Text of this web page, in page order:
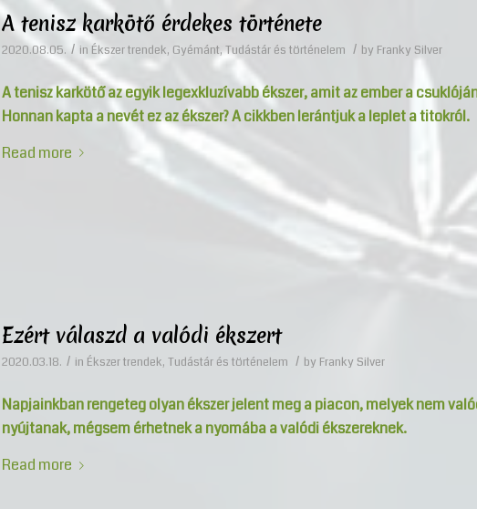
A tenisz karkötő érdekes története
2020.08.05. / in Ékszer trendek, Gyémánt,Tudástár és történelem / by Franky Silver
A tenisz karkötő az egyik legexkluzívabb ékszer, amit az ember a
Honnan kapta a nevét ez az ékszer? A cikkben lerántjuk a leplet a titokról.
Read more
Ezért válaszd a valódi ékszert
2020.03.18. / in Ékszer trendek, Tudástár és történelem / by Franky Silver
Napjainkban rengeteg olyan ékszer jelent meg a piacon, melyek nem
nyújtanak, mégsem érhetnek a nyomába a valódi ékszereknek.
Read more